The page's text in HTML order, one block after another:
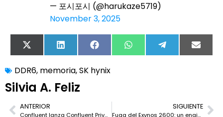
— 포시포시 (@harukaze5719)
November 3, 2025
X
(Twitter)
LinkedIn FacebookWhatsApp TelegramEmail
DDR6, memoria,SK hynix
Silvia A. Feliz
ANTERIOR
Confluent lanza Confluent Private Cloud para llevar la simplicidad de la nube a las instalaciones on-premise
SIGUIENTE
Fuga del Exynos 2600: un engineering sample iguala al Apple M5 en single-core (Geekbench 6) y marca 4,20 GHz en su núcleo tope